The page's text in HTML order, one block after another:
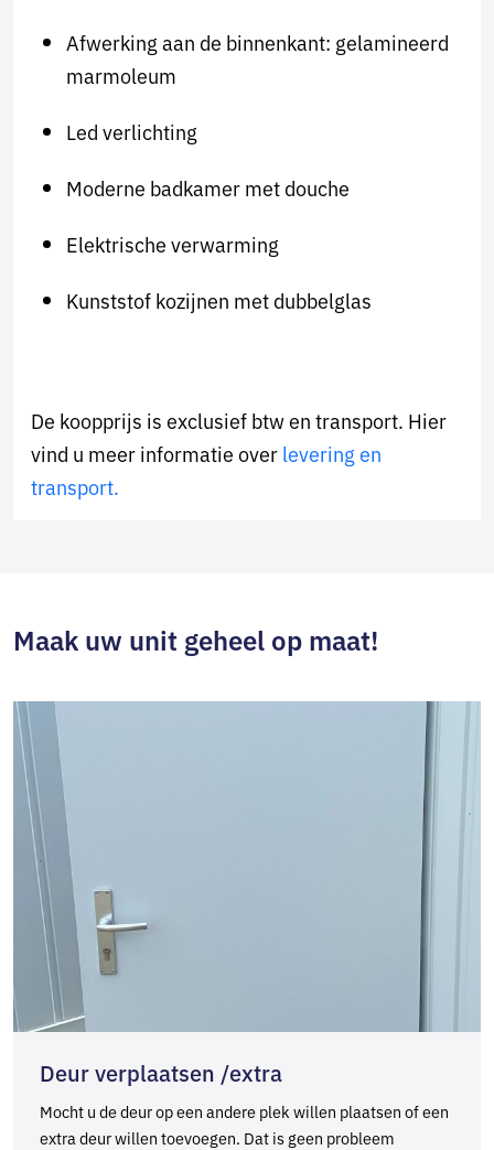
Afwerking aan de binnenkant: gelamineerd
marmoleum
Led verlichting
Moderne badkamer met douche
Elektrische verwarming
Kunststof kozijnen met dubbelglas
De koopprijs is exclusief btw en transport. Hier
vind u meer informatie overlevering en
transport.
Maak uw unit geheel op maat!
Deur verplaatsen /extra
Mocht u de deur op een andere plek willen plaatsen of een
extra deur willen toevoegen. Dat is geen probleem